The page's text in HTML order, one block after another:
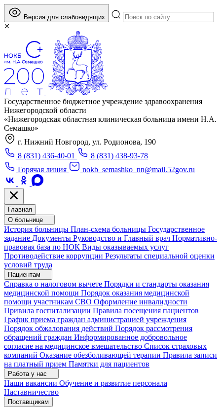
Версия для слабовидящих
Государственное бюджетное учреждение здравоохранения
Нижегородской области
«Нижегородская областная клиническая больница имени Н.А.
Семашко»
г. Нижний Новгород, ул. Родионова, 190
8 (831) 436-40-01
8 (831) 438-93-78
Горячая линия
nokb_semashko_nn@mail.52gov.ru
Главная
О больнице
История больницы План-схема больницы Государственное
задание Документы Руководство и Главный врач Нормативно-
правовая база по НОК Виды оказываемых услуг
Противодействие коррупции Результаты специальной оценки
условий труда
Пациентам
Справка о налоговом вычете Порядки и стандарты оказания
медицинской помощи Порядок оказания медицинской
помощи участникам СВО Оформление инвалидности
Привила госпитализации Правила посещения пациентов
График приема граждан администрацией учреждения
Порядок обжалования действий Порядок рассмотрения
обращений граждан Информированное добровольное
согласие на медицинское вмешательство Список страховых
компаний Оказание обезболивающей терапии Правила записи
на платный прием Памятки для пациентов
Работа у нас
Наши вакансии Обучение и развитие персонала
Наставничество
Поставщикам